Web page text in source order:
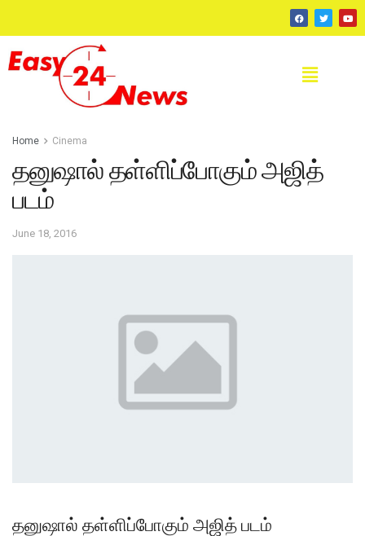
Home Cinema
தனுஷால் தள்ளிப்போகும் அஜித்
படம்
June 18, 2016
தனுஷால் தள்ளிப்போகும் அஜித் படம்